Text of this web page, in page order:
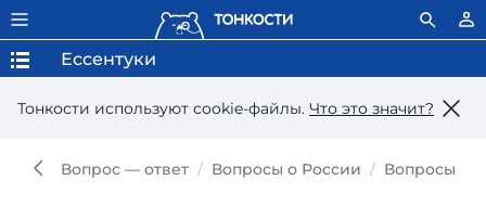
Тонкости используют сookie-файлы. Что это значит?
Ессентуки
Вопрос — ответ Вопросы о России Вопросы о